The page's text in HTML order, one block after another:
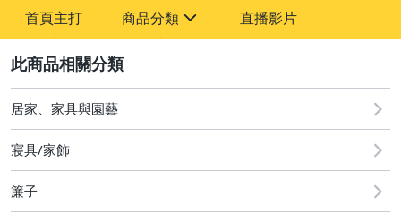
首頁主打 商品分類
圖書/影音/文具
古董、藝術與礦石
手錶與飾品配件
美容保養與彩妝
直播影片
居家、家具與園藝
寢具/家飾
簾子